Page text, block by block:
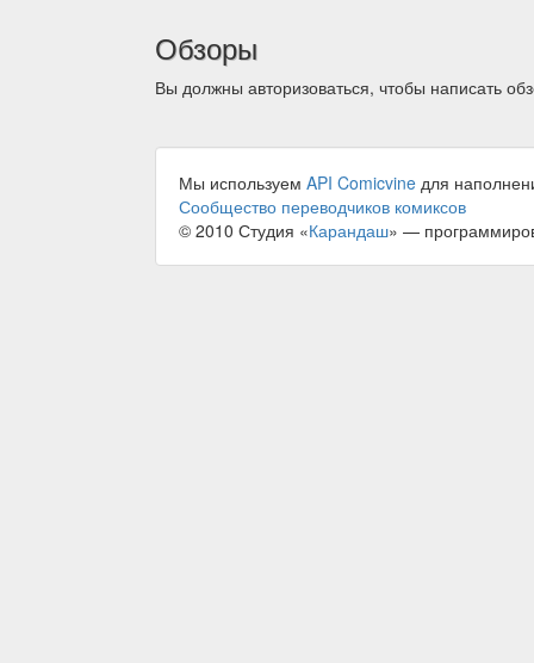
Обзоры
Вы должны авторизоваться, чтобы написать
Мы используем API Comicvine для
Сообщество переводчиков комиксов
© 2010 Студия «Карандаш» —